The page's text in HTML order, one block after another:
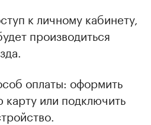
к личному кабинету,
производиться
оплаты: оформить
или подключить